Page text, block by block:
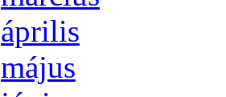
áp­ri­lis
má­jus